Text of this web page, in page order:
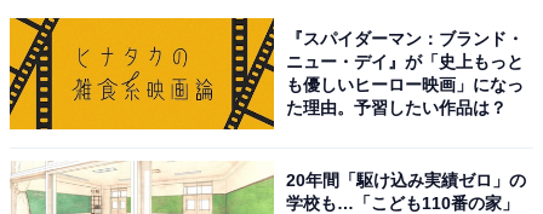
A post shared by timelesz［タイムレス］ (@timelesz_official)
2位は、原嘉孝さん。ジュニア内グループ「宇宙Six」で
『スパイダーマン：ブランド・
ニュー・デイ』が「史上もっと
も優しいヒーロー映画」になっ
た理由。予習したい作品は？
20年間「駆け込み実績ゼロ」の
学校も…「こども110番の家」